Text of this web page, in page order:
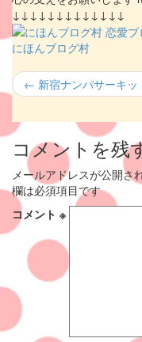
↓↓↓↓↓↓↓↓↓↓↓↓↓
にほんブログ村
← 新宿ナンパサーキ
コメントを残
メールアドレスが公開さ
欄は必須項目です
コメント ※